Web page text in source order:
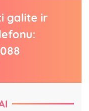
galite ir